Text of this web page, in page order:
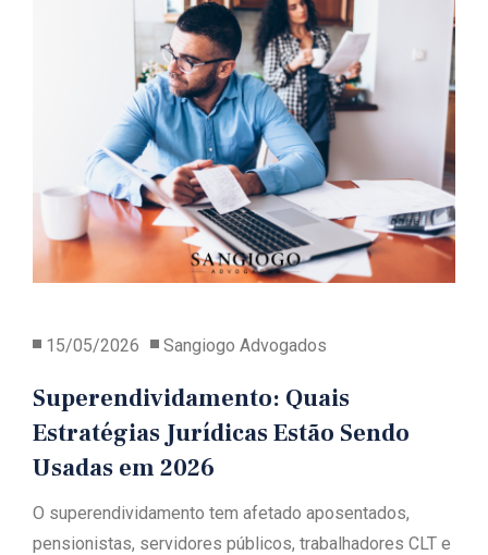
15/05/2026 Sangiogo Advogados
Superendividamento: Quais
Estratégias Jurídicas Estão Sendo
Usadas em 2026
O superendividamento tem afetado aposentados,
pensionistas, servidores públicos, trabalhadores CLT e